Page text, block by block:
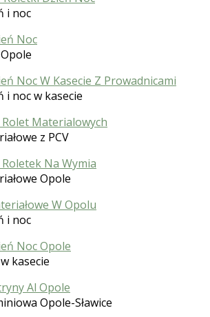
i noc
i noc w kasecie
z PCV
Opole
i noc
kasecie
Opole-Sławice